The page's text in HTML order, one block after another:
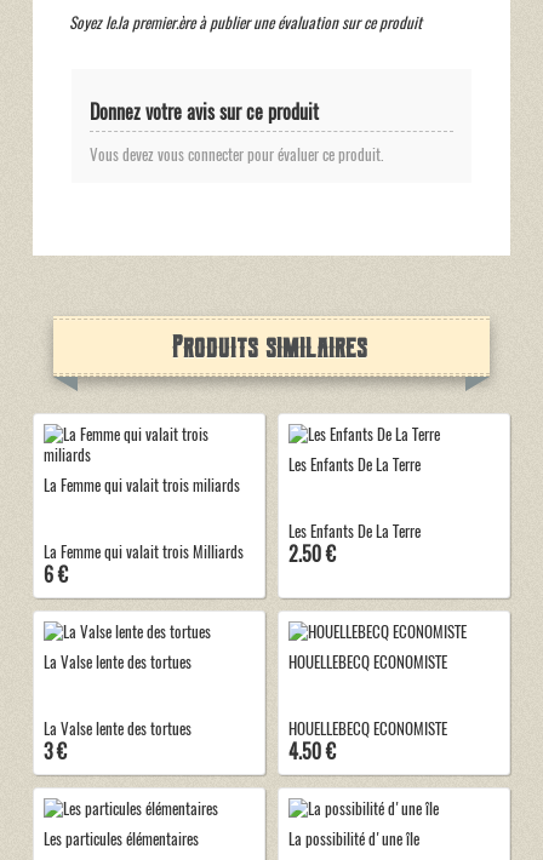
Soyez le.la premier.ère à publier une évaluation sur ce produit
Donnez votre avis sur ce produit
Vous devez vous connecter pour évaluer ce produit.
Produits similaires
La Femme qui valait trois miliards
La Femme qui valait trois Milliards
6 €
Les Enfants De La Terre
Les Enfants De La Terre
2.50 €
La Valse lente des tortues
La Valse lente des tortues
3 €
HOUELLEBECQ ECONOMISTE
HOUELLEBECQ ECONOMISTE
4.50 €
Les particules élémentaires La possibilité d'une île